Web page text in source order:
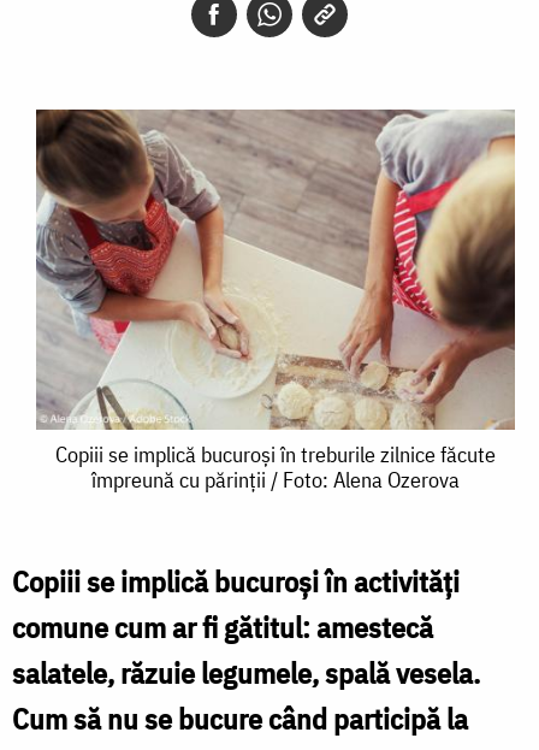
Copiii
bucuroși
în
treburile
zilnice
Copiii se implică bucuroși în treburile zilnice făcute
împreună cu părinții / Foto: Alena Ozerova
Copiii se implică bucuroşi în activităţi
comune cum ar fi gătitul: amestecă
salatele, răzuie legumele, spală vesela.
Cum să nu se bucure când participă la